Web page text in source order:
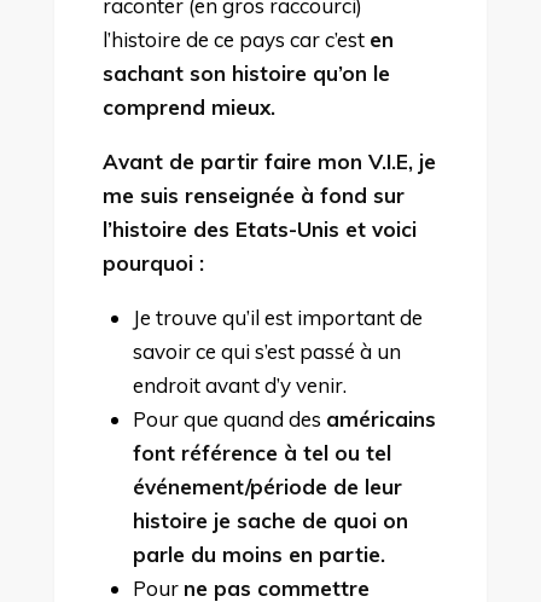
!
raconter (en gros raccourci)
l’histoire de ce pays car c’est en
sachant son histoire qu’on le
comprend mieux.
Avant de partir faire mon V.I.E, je
me suis renseignée à fond sur
l’histoire des Etats-Unis et voici
pourquoi :
Je trouve qu’il est important de
savoir ce qui s’est passé à un
endroit avant d’y venir.
Pour que quand des américains
font référence à tel ou tel
événement/période de leur
histoire je sache de quoi on
parle du moins en partie.
Pour ne pas commettre